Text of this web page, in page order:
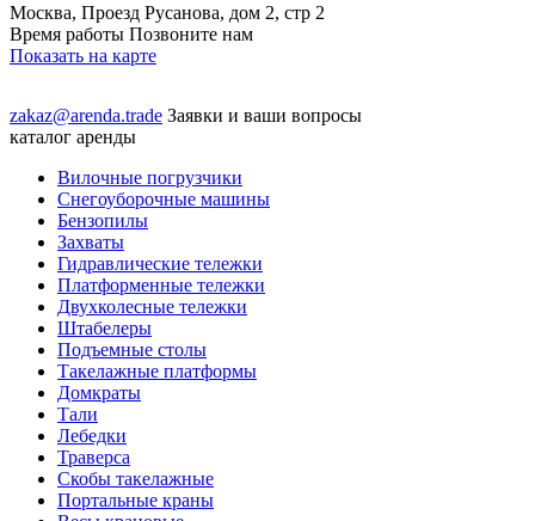
Москва, Проезд Русанова, дом 2, стр 2
Время работы Позвоните нам
Показать на карте
zakaz@arenda.trade Заявки и ваши вопросы
каталог аренды
Вилочные погрузчики
Снегоуборочные машины
Бензопилы
Захваты
Гидравлические тележки
Платформенные тележки
Двухколесные тележки
Штабелеры
Подъемные столы
Такелажные платформы
Домкраты
Тали
Лебедки
Траверса
Скобы такелажные
Портальные краны